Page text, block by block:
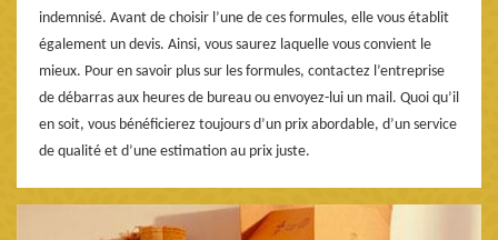
indemnisé. Avant de choisir l’une de ces formules, elle vous établit
également un devis. Ainsi, vous saurez laquelle vous convient le
mieux. Pour en savoir plus sur les formules, contactez l’entreprise
de débarras aux heures de bureau ou envoyez-lui un mail. Quoi qu’il
en soit, vous bénéficierez toujours d’un prix abordable, d’un service
de qualité et d’une estimation au prix juste.